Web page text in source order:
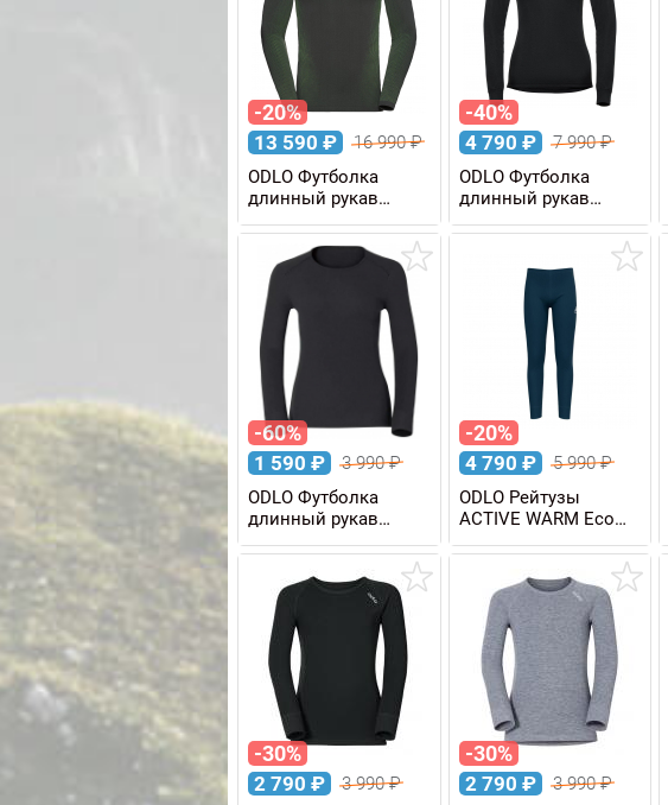
-20%
13 590 ₽ 16 990₽
ODLO Футболка
длинный рукав
PERFORMANCE
WARM Eco 1/2 Zip
мужская
-40%
4 790 ₽ 7 990₽
ODLO Футболка
длинный рукав
ACTIVE WARM
женская
-60%
1 590 ₽ 3 990₽
ODLO Футболка
длинный рукав
ACTIVE WARM для
девочек
-20%
4 790 ₽ 5 990₽
ODLO Рейтузы
ACTIVE WARM Eco
KIDS детские
-30%
2 790 ₽ 3 990₽
-30%
2 790 ₽ 3 990₽